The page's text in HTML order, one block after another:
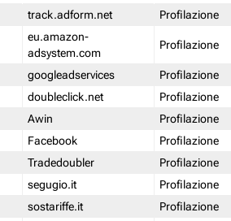
track.adform.net Profilazione
eu.amazon-
adsystem.com
Profilazione
googleadservices Profilazione
doubleclick.net Profilazione
Awin Profilazione
Facebook Profilazione
Tradedoubler Profilazione
segugio.it Profilazione
sostariffe.it Profilazione